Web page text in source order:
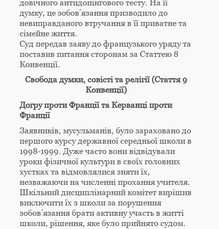
довічного антидопінгового тесту. На її
думку, це зобов’язання призводило до
невиправданого втручання в її приватне та
сімейне життя.
Суд передав заяву до французького уряду та
поставив питання сторонам за Статтею 8
Конвенції.
Свобода думки, совісті та релігії (Стаття 9
Конвенції)
Догру проти Франції та Керванці проти
Франції
Заявників, мусульманів, було зараховано до
першого курсу державної середньої школи в
1998-1999. Дуже часто вони відвідували
уроки фізичної культури в своїх головних
хустках та відмовлялися зняти їх,
незважаючи на численні прохання учителя.
Шкільний дисциплінарний комітет вирішив
виключити їх з школи за порушення
зобов’язання брати активну участь в житті
школи, рішення, яке було прийнято судом.